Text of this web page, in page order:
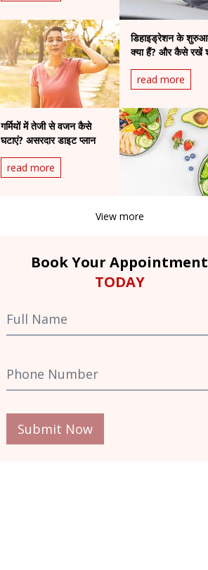
डिहाइड्रेशन के
क्या हैं? और कैसे रखें
हाइड्रेट
read more
गर्मियों में तेजी से वजन कैसे
घटाएं? असरदार डाइट प्लान
read more
View more
Book Your Appointment
TODAY
Submit Now